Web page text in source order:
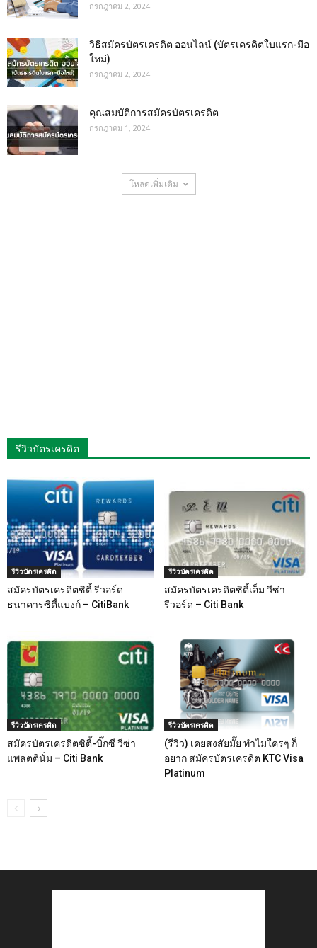
กรกฎาคม 2, 2024
วิธีสมัครบัตรเครดิต ออนไลน์ (บัตรเครดิตใบแรก-มือ
ใหม่)
กรกฎาคม 2, 2024
คุณสมบัติการสมัครบัตรเครดิต
กรกฎาคม 1, 2024
โหลดเพิ่มเติม
รีวิวบัตรเครดิต
รีวิวบัตรเครดิต
สมัครบัตรเครดิตซิตี้ รีวอร์ด
ธนาคารซิตี้แบงก์ – CitiBank
รีวิวบัตรเครดิต
สมัครบัตรเครดิตซิตี้เอ็ม วีซ่า
รีวอร์ด – Citi Bank
รีวิวบัตรเครดิต
สมัครบัตรเครดิตซิตี้-บิ๊กซี วีซ่า
แพลตตินั่ม – Citi Bank
รีวิวบัตรเครดิต
(รีวิว) เคยสงสัยมั๊ย ทำไมใครๆ ก็
อยาก สมัครบัตรเครดิต KTC Visa
Platinum